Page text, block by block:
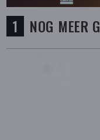
NOG MEER